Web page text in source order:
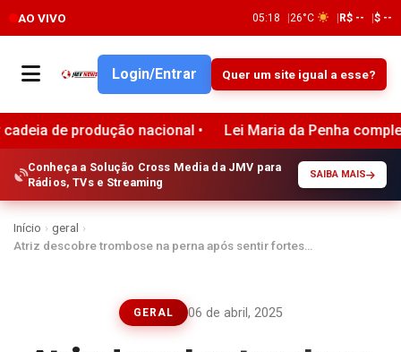
AO VIVO 05:18 26°C R$ -- $ --
Login/Entrar Quer um site igual a esse?
nacional • Lei Maria da Penha completa 20 anos e
Conheça a Solução Cross Media da JMV para
Rádios, TVs e Streaming
SAIBA MAIS
Início › geral ›
Atriz descobre trombose na perna após sentir fortes…
GERAL 06 de abril, 2025